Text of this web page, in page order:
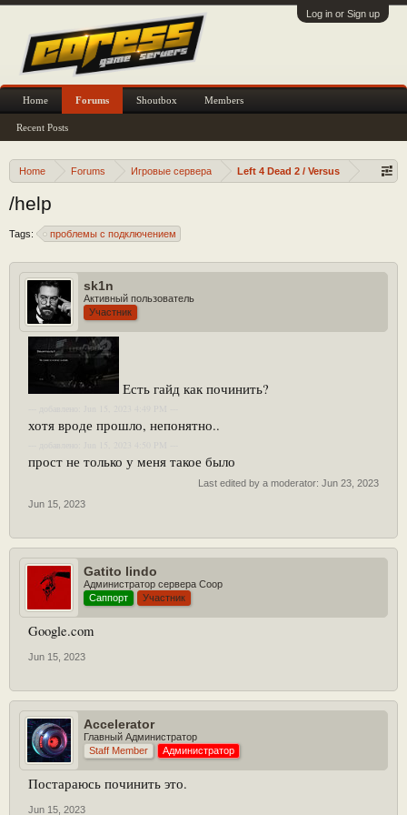
Log in or Sign up
Home Forums Игровые сервера Left 4 Dead 2 / Versus
/help
Tags: проблемы с подключением
sk1n
Активный пользователь
Участник
Есть гайд как починить?
хотя вроде прошло, непонятно..
прост не только у меня такое было
Last edited by a moderator: Jun 23, 2023
Jun 15, 2023
Gatito lindo
Администратор сервера Coop
Саппорт
Участник
Google.com
Jun 15, 2023
Accelerator
Главный Администратор
Staff Member
Администратор
Постараюсь починить это.
Jun 15, 2023
Home Forums
Recent Posts
Shoutbox Members